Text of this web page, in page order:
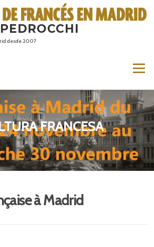
desde 2007
Menú
FRANCESA
à Madrid